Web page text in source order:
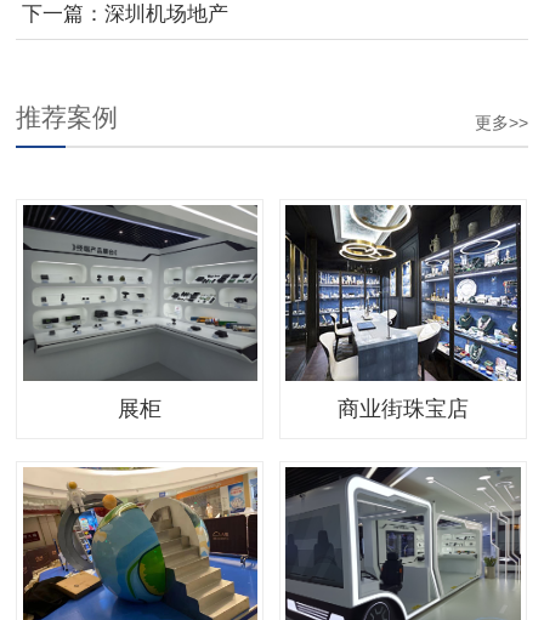
下一篇： 深圳机场地产
更多>>
推荐案例
展柜 商业街珠宝店